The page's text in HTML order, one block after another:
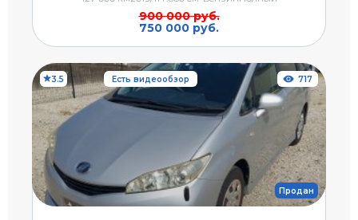
900 000 руб.
750 000 руб.
3.5 Есть видеообзор
Продан
717